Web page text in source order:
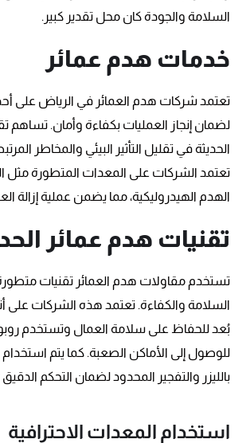
السلامة والجودة كان محل تقدير كبير.
خدمات هدم عمائر
تعتمد شركات هدم العمائر في الرياض على
لضمان إنجاز العمليات بكفاءة وأمان. تساهم
الحديثة في تقليل التأثير البيئي والمخاطر
تعتمد الشركات على المعدات المتطورة مثل
الهدم الهيدروليكية، مما يضمن عملية إزالة
تقنيات هدم عمائر
تستخدم مقاولات هدم العمائر تقنيات
السلامة والكفاءة. تعتمد هذه الشركات على
بُعد للحفاظ على سلامة العمال وتستخدم
للوصول إلى الأماكن الصعبة. كما يتم
بالليزر والتفجير المحدود لضمان التحكم
استخدام المعدات الاحترافية